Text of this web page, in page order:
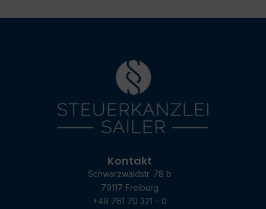
Kontakt
Schwarzwaldstr. 78 b
79117 Freiburg
+49 761 70 321 – 0